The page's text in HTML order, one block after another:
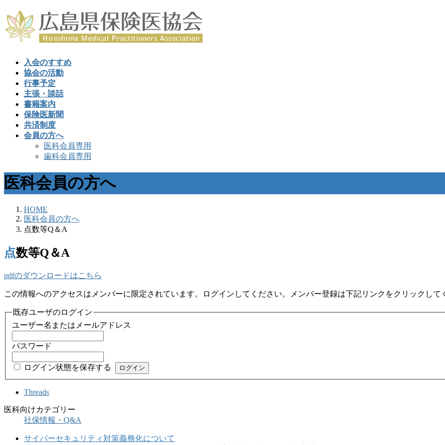
入会のすすめ
協会の活動
行事予定
主張・談話
書籍案内
保険医新聞
共済制度
会員の方へ
医科会員専用
歯科会員専用
医科会員の方へ
HOME
医科会員の方へ
点数等Q＆A
点数等Q＆A
pdfのダウンロードはこちら
この情報へのアクセスはメンバーに限定されています。ログインしてください。メンバー登録は下記リンクをクリックして
既存ユーザのログイン
ユーザー名またはメールアドレス
パスワード
ログイン状態を保存する
Threads
医科向けカテゴリー
社保情報・Q&A
サイバーセキュリティ対策義務化について